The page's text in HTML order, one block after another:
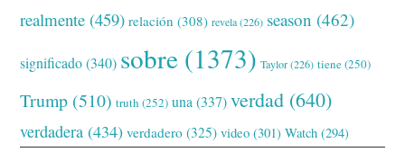
realmente (459) relación (308) revela(226) season (462)
significado(340) sobre (1373) Taylor(226) tiene(250)
Trump (510) truth (252) una (337) verdad (640)
verdadera (434) verdadero (325) video (301) Watch (294)